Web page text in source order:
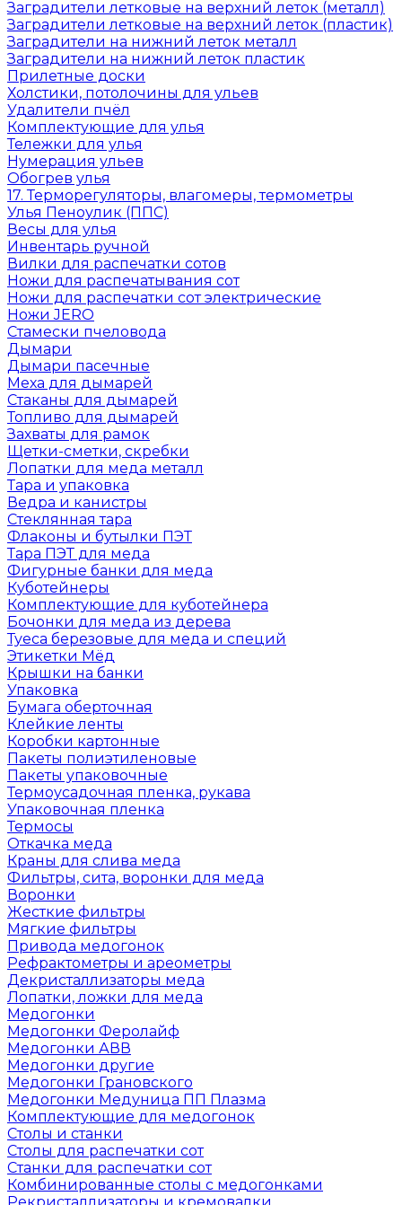
Заградители летковые на верхний леток (металл)
Заградители летковые на верхний леток (пластик)
Заградители на нижний леток металл
Заградители на нижний леток пластик
Прилетные доски
Холстики, потолочины для ульев
Удалители пчёл
Комплектующие для улья
Тележки для улья
Нумерация ульев
Обогрев улья
17. Терморегуляторы, влагомеры, термометры
Улья Пеноулик (ППС)
Весы для улья
Инвентарь ручной
Вилки для распечатки сотов
Ножи для распечатывания сот
Ножи для распечатки сот электрические
Ножи JERO
Стамески пчеловода
Дымари
Дымари пасечные
Меха для дымарей
Стаканы для дымарей
Топливо для дымарей
Захваты для рамок
Щетки-сметки, скребки
Лопатки для меда металл
Тара и упаковка
Ведра и канистры
Стеклянная тара
Флаконы и бутылки ПЭТ
Тара ПЭТ для меда
Фигурные банки для меда
Куботейнеры
Комплектующие для куботейнера
Бочонки для меда из дерева
Туеса березовые для меда и специй
Этикетки Мёд
Крышки на банки
Упаковка
Бумага оберточная
Клейкие ленты
Коробки картонные
Пакеты полиэтиленовые
Пакеты упаковочные
Термоусадочная пленка, рукава
Упаковочная пленка
Термосы
Откачка меда
Краны для слива меда
Фильтры, сита, воронки для меда
Воронки
Жесткие фильтры
Мягкие фильтры
Привода медогонок
Рефрактометры и ареометры
Декристаллизаторы меда
Лопатки, ложки для меда
Медогонки
Медогонки Феролайф
Медогонки АВВ
Медогонки другие
Медогонки Грановского
Медогонки Медуница ПП Плазма
Комплектующие для медогонок
Столы и станки
Столы для распечатки сот
Станки для распечатки сот
Комбинированные столы с медогонками